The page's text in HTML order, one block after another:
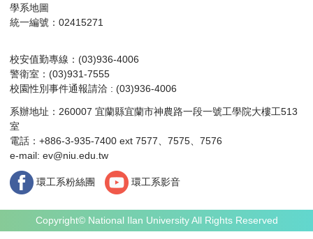
學系地圖
統一編號：02415271
校安值勤專線：(03)936-4006
警衛室：(03)931-7555
校園性別事件通報請洽 : (03)936-4006
系辦地址：260007 宜蘭縣宜蘭市神農路一段一號工學院大樓工513
室
電話：+886-3-935-7400 ext 7577、7575、7576
e-mail: ev@niu.edu.tw
環工系粉絲團 環工系影音
Copyright© National Ilan University All Rights Reserved